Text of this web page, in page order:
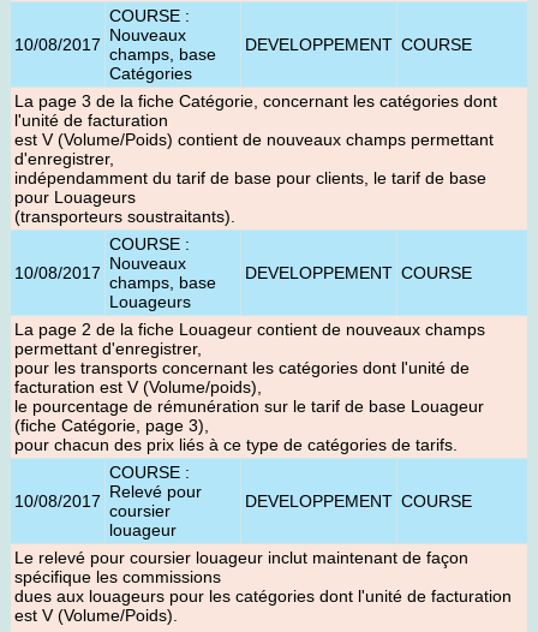
10/08/2017
COURSE :
Nouveaux
champs, base
Catégories
DEVELOPPEMENT COURSE
La page 3 de la fiche Catégorie, concernant les catégories dont
l'unité de facturation
est V (Volume/Poids) contient de nouveaux champs permettant
d'enregistrer,
indépendamment du tarif de base pour clients, le tarif de base
pour Louageurs
(transporteurs soustraitants).
10/08/2017
COURSE :
Nouveaux
champs, base
Louageurs
DEVELOPPEMENT COURSE
La page 2 de la fiche Louageur contient de nouveaux champs
permettant d'enregistrer,
pour les transports concernant les catégories dont l'unité de
facturation est V (Volume/poids),
le pourcentage de rémunération sur le tarif de base Louageur
(fiche Catégorie, page 3),
pour chacun des prix liés à ce type de catégories de tarifs.
10/08/2017
COURSE :
Relevé pour
coursier
louageur
DEVELOPPEMENT COURSE
Le relevé pour coursier louageur inclut maintenant de façon
spécifique les commissions
dues aux louageurs pour les catégories dont l'unité de facturation
est V (Volume/Poids).